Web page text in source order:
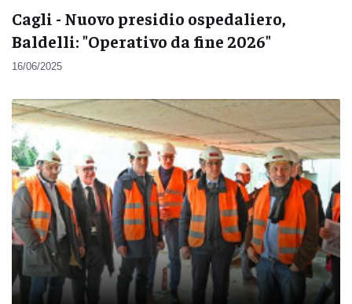
Cagli - Nuovo presidio ospedaliero,
Baldelli: "Operativo da fine 2026"
16/06/2025